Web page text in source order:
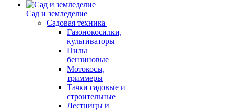
Сад и земледелие
Садовая техника
Газонокосилки,
культиваторы
Пилы
бензиновые
Мотокосы,
триммеры
Тачки садовые и
строительные
Лестницы и